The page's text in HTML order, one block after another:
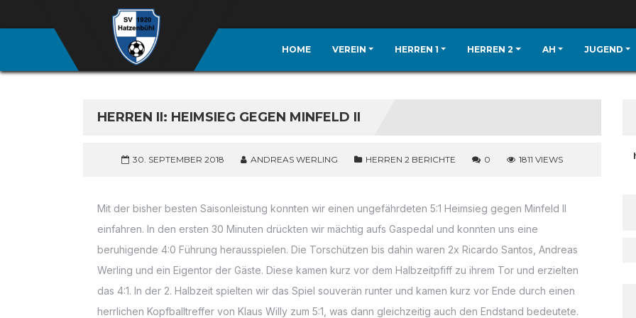
HOME VEREIN HERREN 1 HERREN 2 AH JUGEND
HERREN II: HEIMSIEG GEGEN MINFELD II
30. SEPTEMBER 2018 ANDREAS WERLING HERREN 2 BERICHTE 0 1811 VIEWS
Mit der bisher besten Saisonleistung konnten wir einen ungefährdeten 5:1 Heimsieg gegen Minfeld II
einfahren. In den ersten 30 Minuten drückten wir mächtig aufs Gaspedal und konnten uns eine
beruhigende 4:0 Führung herausspielen. Die Torschützen bis dahin waren 2x Ricardo Santos, Andreas
Werling und ein Eigentor der Gäste. Diese kamen kurz vor dem Halbzeitpfiff zu ihrem Tor und erzielten
das 4:1. In der 2. Halbzeit spielten wir das Spiel souverän runter und kamen kurz vor Ende durch einen
herrlichen Kopfballtreffer von Klaus Willy zum 5:1, was dann gleichzeitig auch den Endstand bedeutete.